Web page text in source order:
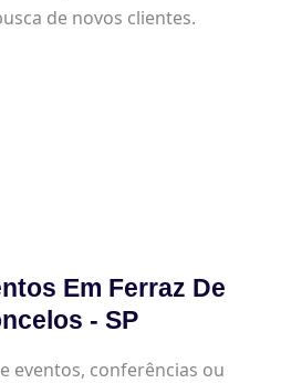
de novos clientes.
Em Ferraz De
- SP
eventos, conferências ou